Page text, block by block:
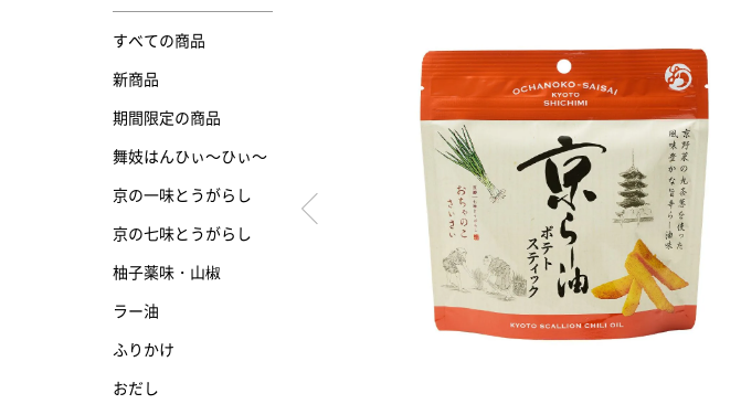
舞妓はんひぃ～ひぃ～
京の一味とうがらし
京の七味とうがらし
ひとふり小分け袋
たれ・ドレッシング
おだし
お菓子
国産・鷹の爪
すべての商品
新商品
期間限定の商品
舞妓はんひぃ～ひぃ～
京の一味とうがらし
京の七味とうがらし
柚子薬味・山椒
ラー油
ふりかけ
おだし